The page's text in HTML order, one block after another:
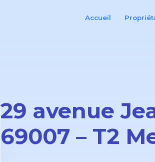
Accueil
29 avenue
69007 – T2